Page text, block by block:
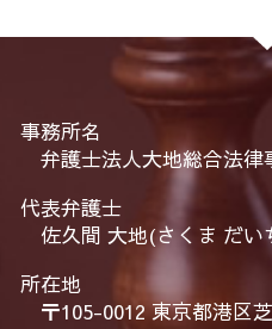
事務所名
弁護士法人大地総合法律
代表弁護士
佐久間 大地(さくま だい
所在地
〒105-0012 東京都港区